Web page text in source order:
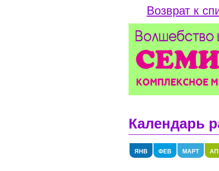
Возврат к
Календарь
ЯНВ ФЕВ МАРТ